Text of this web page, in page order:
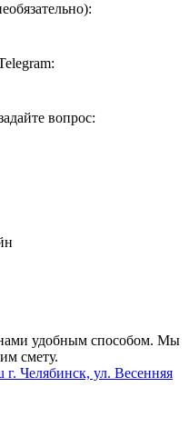
вопрос:
нами удобным способом. Мы
смету.
г. Челябинск, ул. Весенняя